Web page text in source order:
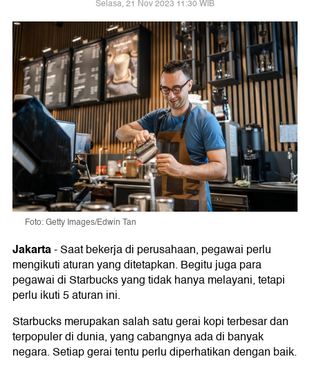
Selasa, 21 Nov 2023 11:30 WIB
Foto: Getty Images/Edwin Tan
Jakarta-Saat bekerja di perusahaan, pegawai perlu
mengikuti aturan yang ditetapkan. Begitu juga para
pegawai di Starbucks yang tidak hanya melayani, tetapi
perlu ikuti 5 aturan ini.
Starbucks merupakan salah satu gerai kopi terbesar dan
terpopuler di dunia, yang cabangnya ada di banyak
negara. Setiap gerai tentu perlu diperhatikan dengan baik.